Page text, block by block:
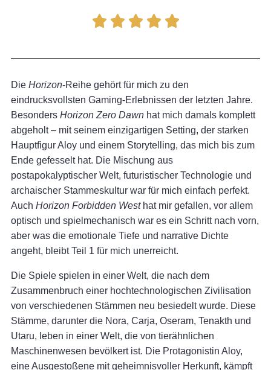
Die Horizon-Reihe gehört für mich zu den
eindrucksvollsten Gaming-Erlebnissen der letzten Jahre.
Besonders Horizon Zero Dawn hat mich damals komplett
abgeholt – mit seinem einzigartigen Setting, der starken
Hauptfigur Aloy und einem Storytelling, das mich bis zum
Ende gefesselt hat. Die Mischung aus
postapokalyptischer Welt, futuristischer Technologie und
archaischer Stammeskultur war für mich einfach perfekt.
Auch Horizon Forbidden Westhat mir gefallen, vor allem
optisch und spielmechanisch war es ein Schritt nach vorn,
aber was die emotionale Tiefe und narrative Dichte
angeht, bleibt Teil 1 für mich unerreicht.
Die Spiele spielen in einer Welt, die nach dem
Zusammenbruch einer hochtechnologischen Zivilisation
von verschiedenen Stämmen neu besiedelt wurde. Diese
Stämme, darunter die Nora, Carja, Oseram, Tenakth und
Utaru, leben in einer Welt, die von tierähnlichen
Maschinenwesen bevölkert ist. Die Protagonistin Aloy,
eine Ausgestoßene mit geheimnisvoller Herkunft, kämpft